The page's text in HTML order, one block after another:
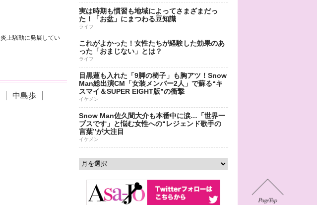
上騒動に発展してい
中島歩
実は時期も慣習も地域によってさまざまだっ
た！「お盆」にまつわる豆知識
ライフ
これがよかった！女性たちが経験した効果のあ
った「おまじない」とは？
ライフ
目黒蓮も入れた「9脚の椅子」も胸アツ！Snow
Man総出演CM「女装メンバー2人」で蘇る“キ
スマイ＆SUPER EIGHT版”の衝撃
イケメン
Snow Man佐久間大介も本番中に涙…「世界一
ブスです」と悩む女性への“レジェンド歌手の
言葉”が大注目
イケメン